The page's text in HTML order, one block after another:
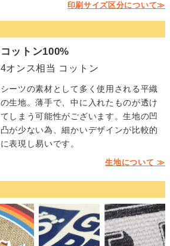
印刷サイズ区分について≫
コットン100%
4オンス相当 コットン
シーツの素材として多く使用される平織
の生地。薄手で、中に入れたものが透け
てしまう可能性がございます。生地の凹
凸が少ない為、細かいデザインが比較的
に表現し易いです。
生地について ≫